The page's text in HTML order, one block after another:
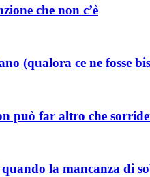
che non c’è
(qualora ce ne fosse
può far altro che
la mancanza di